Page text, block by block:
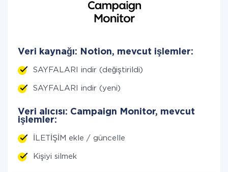
Veri kaynağı: Notion, mevcut işlemler:
SAYFALARI indir (değiştirildi)
SAYFALARI indir (yeni)
Veri alıcısı: Campaign Monitor, mevcut
işlemler:
İLETİŞİM ekle / güncelle
Kişiyi silmek